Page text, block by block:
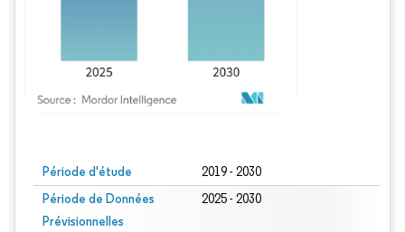
Période d'étude 2019 - 2030
Période de Données
Prévisionnelles
2025 - 2030